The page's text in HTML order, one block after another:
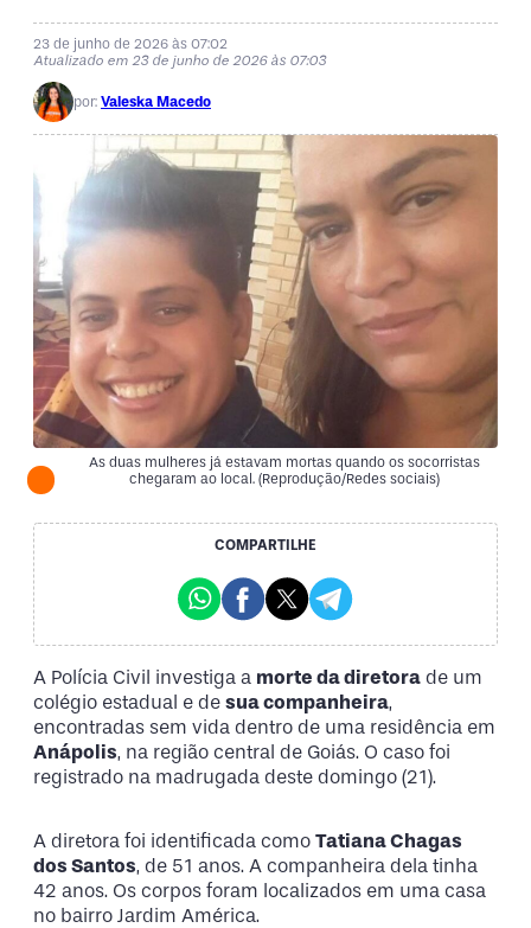
23 de junho de 2026 às 07:02
Atualizado em 23 de junho de 2026 às 07:03
por: Valeska Macedo
As duas mulheres já estavam mortas quando os socorristas
chegaram ao local. (Reprodução/Redes sociais)
COMPARTILHE
A Polícia Civil investiga a morte da diretora de um
colégio estadual e de sua companheira,
encontradas sem vida dentro de uma residência em
Anápolis, na região central de Goiás. O caso foi
registrado na madrugada deste domingo (21).
A diretora foi identificada como Tatiana Chagas
dos Santos, de 51 anos. A companheira dela tinha
42 anos. Os corpos foram localizados em uma casa
no bairro Jardim América.